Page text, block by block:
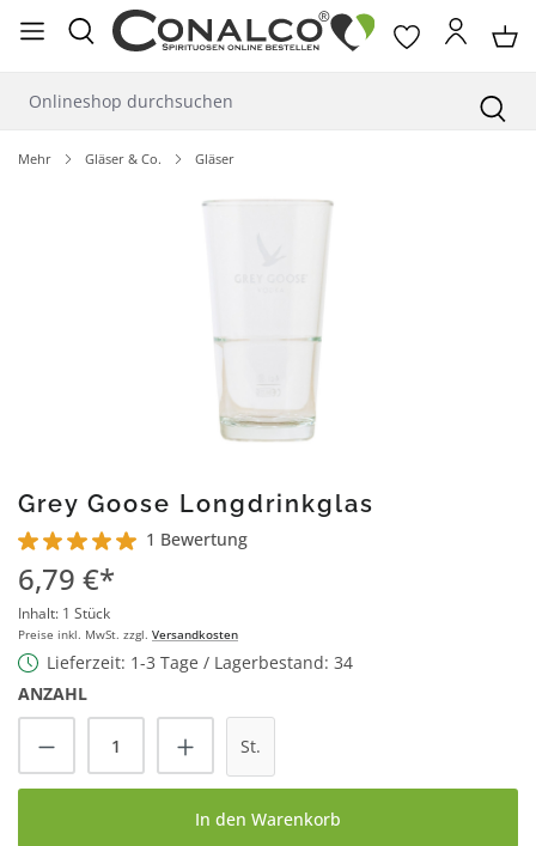
springen
Mehr Gläser & Co. Gläser
Bildergalerie überspringen
Grey Goose Longdrinkglas
Durchschnittliche Bewertung von 5 von 5 Sternen
1 Bewertung
6,79 €*
Inhalt: 1 Stück
Preise inkl. MwSt. zzgl. Versandkosten
Lieferzeit: 1-3 Tage / Lagerbestand: 34
ANZAHL
Produkt Anzahl: Gib den gewünschten
St.
In den Warenkorb